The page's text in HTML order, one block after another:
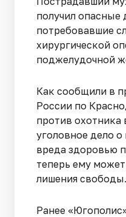
получил опасные
потребовавшие
хирургической
поджелудочной
Как сообщили в
России по
против охотника
уголовное дело
вреда здоровью
теперь ему
лишения свободы.
Ранее